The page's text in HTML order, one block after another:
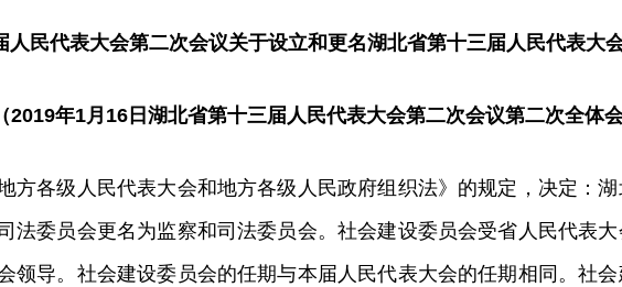
人民代表大会第二次会议关于设立和更名湖北省第十三届人民代表大
（2019年1月16日湖北省第十三届人民代表大会第二次会议第二次全体会
方各级人民代表大会和地方各级人民政府组织法》的规定，决定：
法委员会更名为监察和司法委员会。社会建设委员会受省人民代表
领导。社会建设委员会的任期与本届人民代表大会的任期相同。社